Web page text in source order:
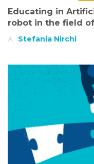
Educating in
robot in the field
Stefania Nirchi